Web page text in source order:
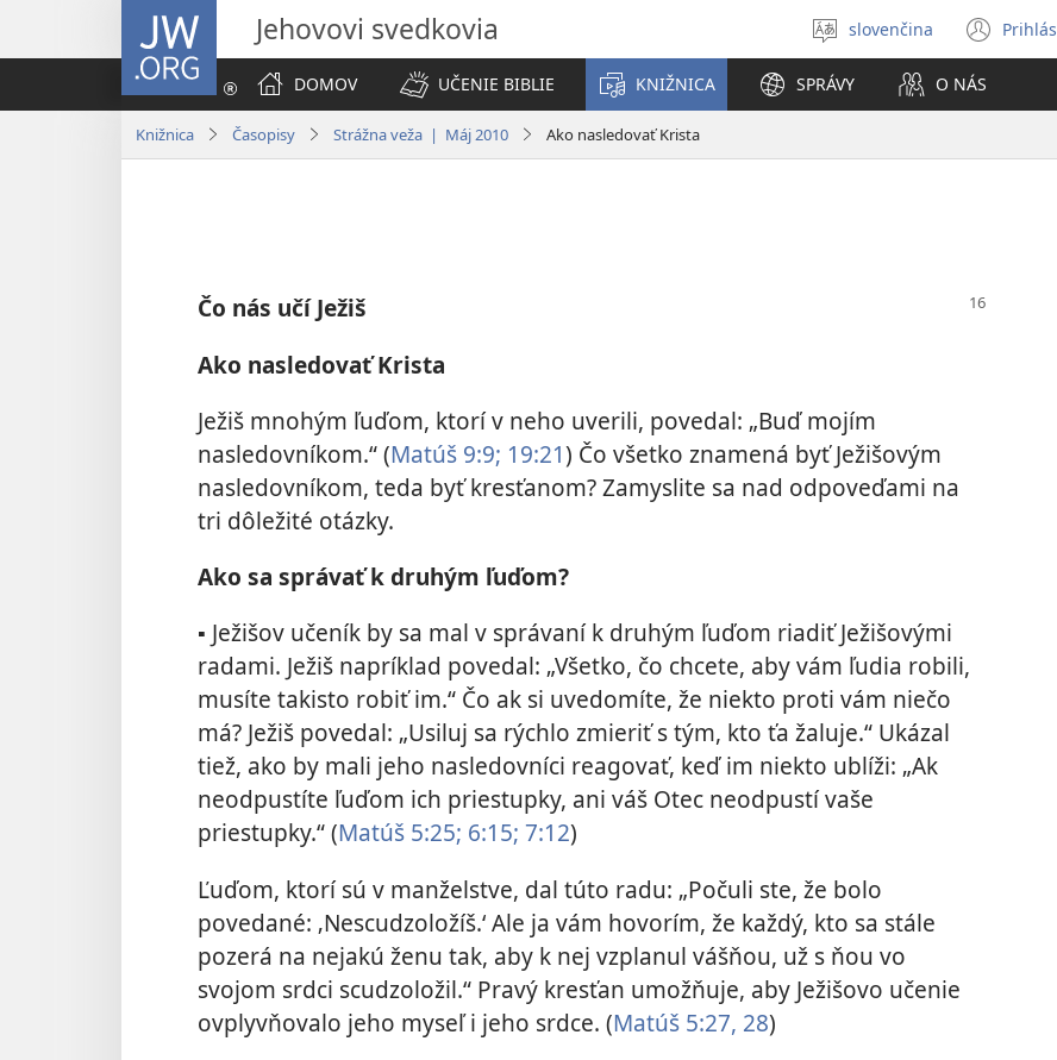
JW.ORG Jehovovi svedkovia
Výber
jazyka
slovenčina
DOMOV
UČENIE BIBLIE KNIŽNICA SPRÁVY O NÁS
Knižnica Časopisy Strážna veža | Máj 2010 Ako nasledovať Krista
Čo nás učí Ježiš
Ako nasledovať Krista
Ježiš mnohým ľuďom, ktorí v neho uverili, povedal: „Buď mojím
nasledovníkom.“ ​(Matúš 9:9; 19:21) Čo všetko znamená byť Ježišovým
nasledovníkom, teda byť kresťanom? Zamyslite sa nad odpoveďami na
tri dôležité otázky.
Ako sa správať k druhým ľuďom?
▪ Ježišov učeník by sa mal v správaní k druhým ľuďom riadiť Ježišovými
radami. Ježiš napríklad povedal: „Všetko, čo chcete, aby vám ľudia robili,
musíte takisto robiť im.“ Čo ak si uvedomíte, že niekto proti vám niečo
má? Ježiš povedal: „Usiluj sa rýchlo zmieriť s tým, kto ťa žaluje.“ Ukázal
tiež, ako by mali jeho nasledovníci reagovať, keď im niekto ublíži: „Ak
neodpustíte ľuďom ich priestupky, ani váš Otec neodpustí vaše
priestupky.“ ​(Matúš 5:25; 6:15; 7:12)
Ľuďom, ktorí sú v manželstve, dal túto radu: „Počuli ste, že bolo
povedané: ‚Nescudzoložíš.‘ Ale ja vám hovorím, že každý, kto sa stále
pozerá na nejakú ženu tak, aby k nej vzplanul vášňou, už s ňou vo
svojom srdci scudzoložil.“ Pravý kresťan umožňuje, aby Ježišovo učenie
ovplyvňovalo jeho myseľ i jeho srdce. (Matúš 5:27, 28)